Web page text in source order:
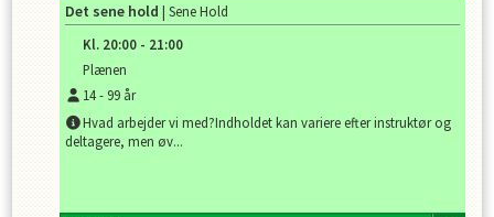
Det sene hold | Sene Hold
Kl. 20:00 - 21:00
Plænen
14- 99 år
Hvad arbejder vi med?Indholdet kan variere efter instruktør og
deltagere, men øv...